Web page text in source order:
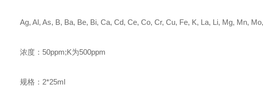
Ag, Al, As, B, Ba, Be, Bi, Ca, Cd, Ce, Co, Cr, Cu, Fe, K, La, Li, Mg, Mn,
浓度： 50ppm;K为500ppm
规格： 2*25ml